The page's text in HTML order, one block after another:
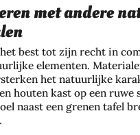
met andere
best tot zijn recht in
elementen.
het natuurlijke
houten kast op een ruwe
naast een grenen tafel